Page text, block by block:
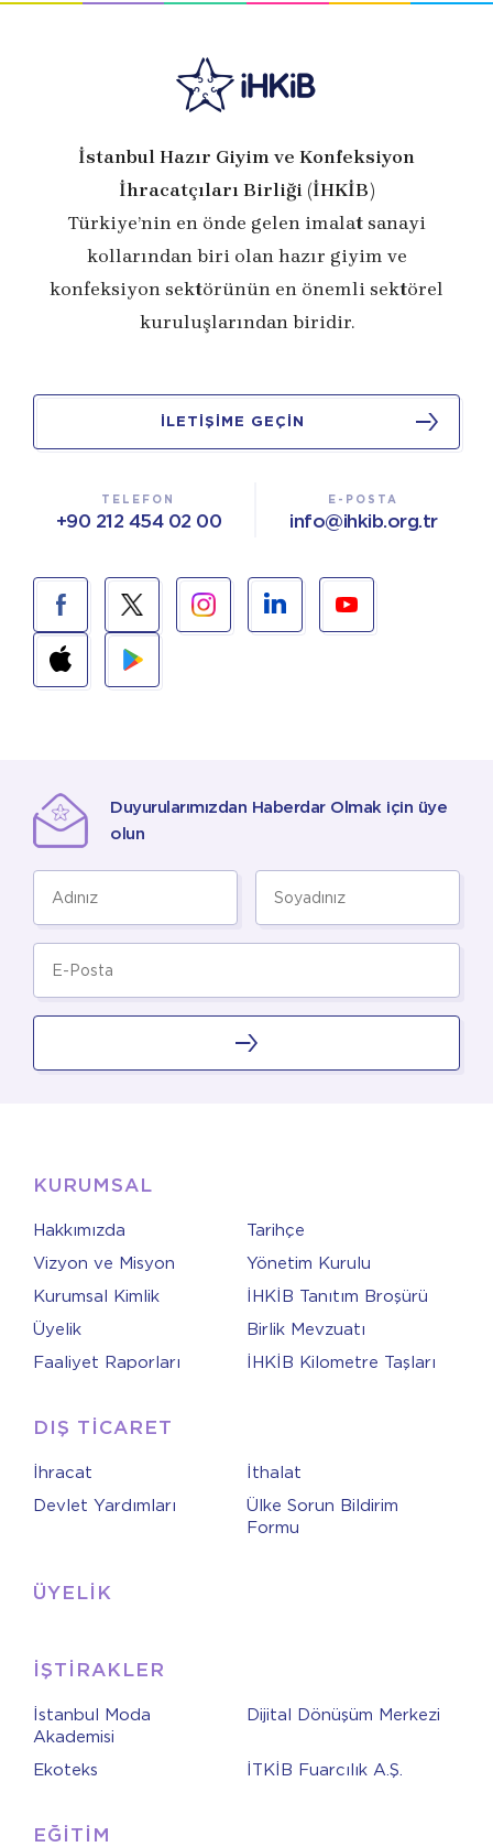
İstanbul Hazır Giyim ve Konfeksiyon
İhracatçıları Birliği (İHKİB)
Türkiye’nin en önde gelen imalat sanayi
kollarından biri olan hazır giyim ve
konfeksiyon sektörünün en önemli sektörel
kuruluşlarından biridir.
İLETİŞİME GEÇİN
TELEFON
+90 212 454 02 00
E-POSTA
info@ihkib.org.tr
Duyurularımızdan Haberdar Olmak için üye
olun
KURUMSAL
Hakkımızda
Tarihçe
Vizyon ve Misyon
Yönetim Kurulu
Kurumsal Kimlik
İHKİB Tanıtım Broşürü
Üyelik
Birlik Mevzuatı
Faaliyet Raporları
İHKİB Kilometre Taşları
DIŞ TİCARET
İhracat
İthalat
Devlet Yardımları
Ülke Sorun Bildirim
Formu
ÜYELİK
İŞTİRAKLER
İstanbul Moda
Akademisi
Dijital Dönüşüm Merkezi
Ekoteks İTKİB Fuarcılık A.Ş.
EĞİTİM